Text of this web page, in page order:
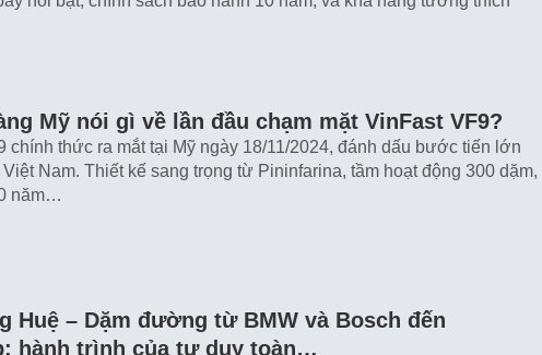
Mỹ nói gì về lần đầu chạm mặt VinFast VF9?
chính thức ra mắt tại Mỹ ngày 18/11/2024, đánh dấu bước tiến lớn
Nam. Thiết kế sang trọng từ Pininfarina, tầm hoạt động 300 dặm,
năm…
Huệ – Dặm đường từ BMW và Bosch đến
hành trình của tư duy toàn…